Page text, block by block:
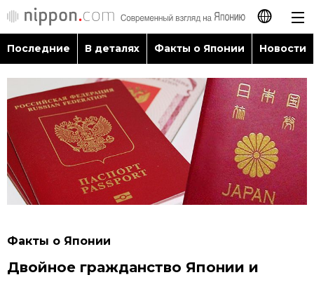
日本語
English
简体字
繁體字
Français
العربية
Последние
В деталях
Последние В деталях Факты о Японии Новости
Факты о Японии
Двойное гражданство Японии и